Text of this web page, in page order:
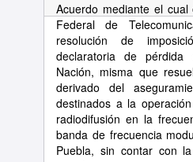
Acuerdo mediante el
Federal de
resolución de
declaratoria de
Nación, misma que
derivado del
destinados a la
radiodifusión en la
banda de frecuencia
Puebla, sin contar con